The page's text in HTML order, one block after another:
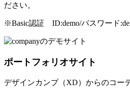
ださい。
※Basic認証 ID:demo/パスワード
ポートフォリオサイト
デザインカンプ（XD）からのコー